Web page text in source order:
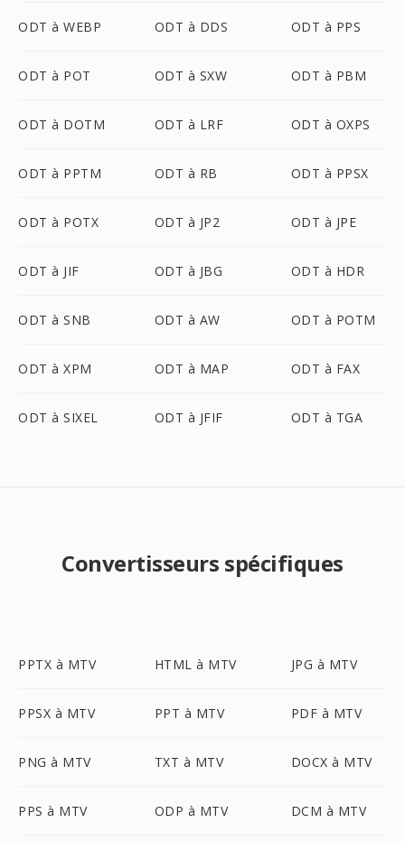
ODT à WEBP ODT à DDS ODT à PPS
ODT à POT ODT à SXW ODT à PBM
ODT à DOTM ODT à LRF ODT à OXPS
ODT à PPTM ODT à RB ODT à PPSX
ODT à POTX ODT à JP2 ODT à JPE
ODT à JIF ODT à JBG ODT à HDR
ODT à SNB ODT à AW ODT à POTM
ODT à XPM ODT à MAP ODT à FAX
ODT à SIXEL ODT à JFIF ODT à TGA
Convertisseurs spécifiques
PPTX à MTV HTML à MTV JPG à MTV
PPSX à MTV PPT à MTV PDF à MTV
PNG à MTV TXT à MTV DOCX à MTV
PPS à MTV ODP à MTV DCM à MTV